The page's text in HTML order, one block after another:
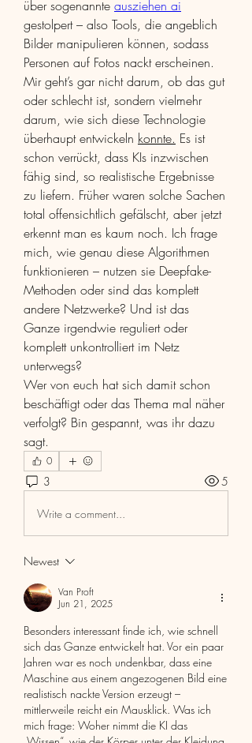
über sogenannte ausziehen ai
gestolpert – also Tools, die angeblich
Bilder manipulieren können, sodass
Personen auf Fotos nackt erscheinen.
Mir geht’s gar nicht darum, ob das gut
oder schlecht ist, sondern vielmehr
darum, wie sich diese Technologie
überhaupt entwickeln konnte. Es ist
schon verrückt, dass KIs inzwischen
fähig sind, so realistische Ergebnisse
zu liefern. Früher waren solche Sachen
total offensichtlich gefälscht, aber jetzt
erkennt man es kaum noch. Ich frage
mich, wie genau diese Algorithmen
funktionieren – nutzen sie Deepfake-
Methoden oder sind das komplett
andere Netzwerke? Und ist das
Ganze irgendwie reguliert oder
komplett unkontrolliert im Netz
unterwegs?
Wer von euch hat sich damit schon
beschäftigt oder das Thema mal näher
verfolgt? Bin gespannt, was ihr dazu
sagt.
0
3 5
Write a comment...
Newest
Van Proft
Jun 21, 2025
Besonders interessant finde ich, wie schnell
sich das Ganze entwickelt hat. Vor ein paar
Jahren war es noch undenkbar, dass eine
Maschine aus einem angezogenen Bild eine
realistisch nackte Version erzeugt –
mittlerweile reicht ein Mausklick. Was ich
mich frage: Woher nimmt die KI das